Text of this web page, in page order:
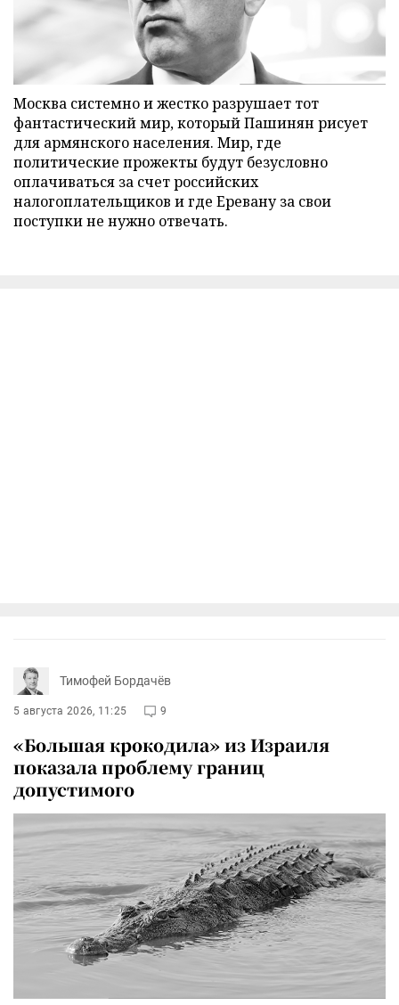
Москва системно и жестко разрушает тот
фантастический мир, который Пашинян рисует
для армянского населения. Мир, где
политические прожекты будут безусловно
оплачиваться за счет российских
налогоплательщиков и где Еревану за свои
поступки не нужно отвечать.
Тимофей Бордачёв
5 августа 2026, 11:25 9
«Большая крокодила» из Израиля
показала проблему границ
допустимого